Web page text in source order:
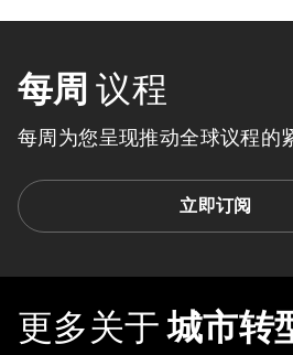
每周 议程
每周为您呈现推动全球议程的
立即订阅
更多关于 城市转